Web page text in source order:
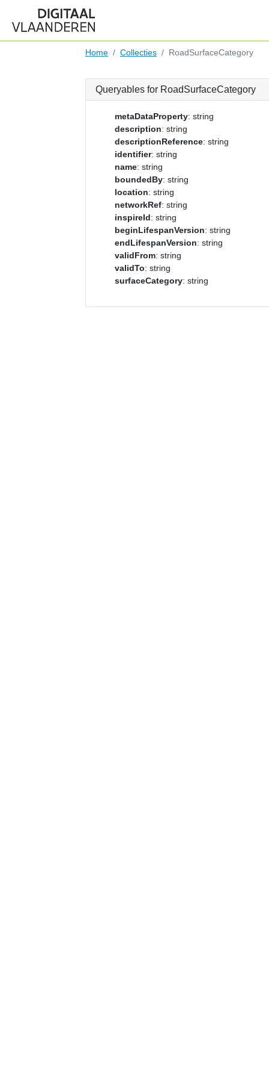
Home Collecties RoadSurfaceCategory
Queryables for RoadSurfaceCategory
metaDataProperty: string
description: string
descriptionReference: string
identifier: string
name: string
boundedBy: string
location: string
networkRef: string
inspireId: string
beginLifespanVersion: string
endLifespanVersion: string
validFrom: string
validTo: string
surfaceCategory: string